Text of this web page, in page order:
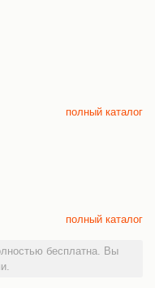
полный каталог
полный каталог
бесплатна. Вы